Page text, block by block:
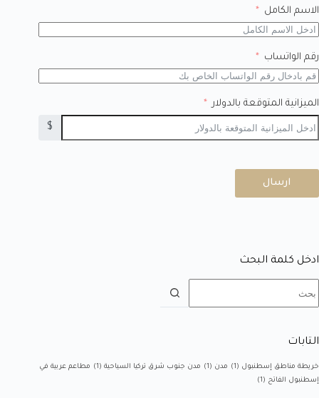
الاسم الكامل
رقم الواتساب
الميزانية المتوقعة بالدولار
$
ارسال
ادخل كلمة البحث
التابات
خريطة مناطق إسطنبول (1) مدن (1) مدن جنوب شرق تركيا السياحية (1)
مطاعم عربية في
إسطنبول الفاتح (1)